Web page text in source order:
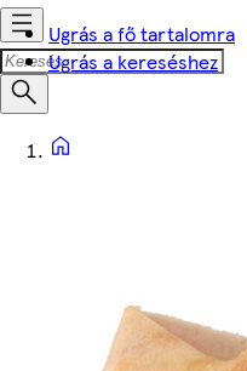
Ugrás a fő tartalomra
Ugrás a kereséshez